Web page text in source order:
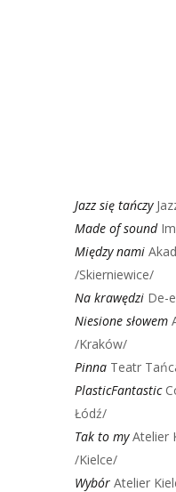
Jazz się tańczy
Made of sound
Między nami
/Skierniewice/
Na krawędzi De-
Niesione słowem
/Kraków/
Pinna Teatr
PlasticFantastic
Łódź/
Tak to myAtelier
/Kielce/
Wybór Atelier